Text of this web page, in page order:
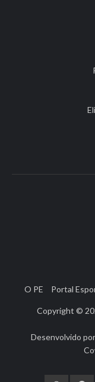
O PE Portal
Copyright ©
Desenvolvido por